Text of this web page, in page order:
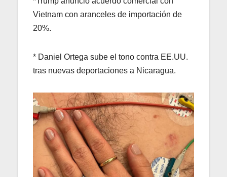
Vietnam con aranceles de importación de
20%.
* Daniel Ortega sube el tono contra EE.UU.
tras nuevas deportaciones a Nicaragua.